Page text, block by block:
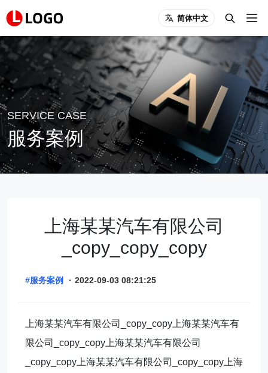
简体中文
SERVICE CASE
服务案例
上海某某汽车有限公司
_copy_copy_copy
#服务案例 · 2022-09-03 08:21:25
上海某某汽车有限公司_copy_copy上海某某汽车有
限公司_copy_copy上海某某汽车有限公司
_copy_copy上海某某汽车有限公司_copy_copy上海